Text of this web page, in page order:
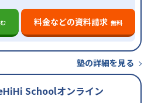
料金などの資料請求 無料
塾の詳細を見る
Schoolオンライン